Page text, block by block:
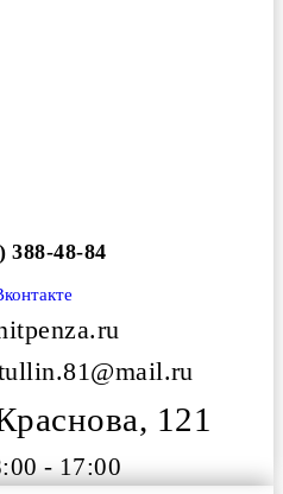
388-48-84
121
- 17:00